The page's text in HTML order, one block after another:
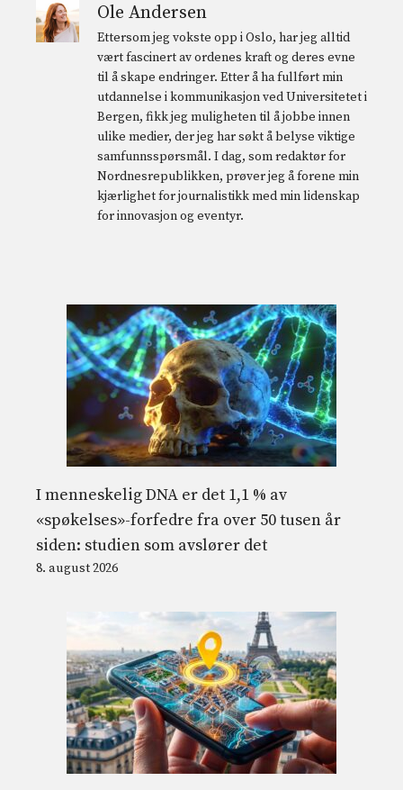
Ole Andersen
Ettersom jeg vokste opp i Oslo, har jeg alltid
vært fascinert av ordenes kraft og deres evne
til å skape endringer. Etter å ha fullført min
utdannelse i kommunikasjon ved Universitetet i
Bergen, fikk jeg muligheten til å jobbe innen
ulike medier, der jeg har søkt å belyse viktige
samfunnsspørsmål. I dag, som redaktør for
Nordnesrepublikken, prøver jeg å forene min
kjærlighet for journalistikk med min lidenskap
for innovasjon og eventyr.
I menneskelig DNA er det 1,1 % av
«spøkelses»-forfedre fra over 50 tusen år
siden: studien som avslører det
8. august 2026